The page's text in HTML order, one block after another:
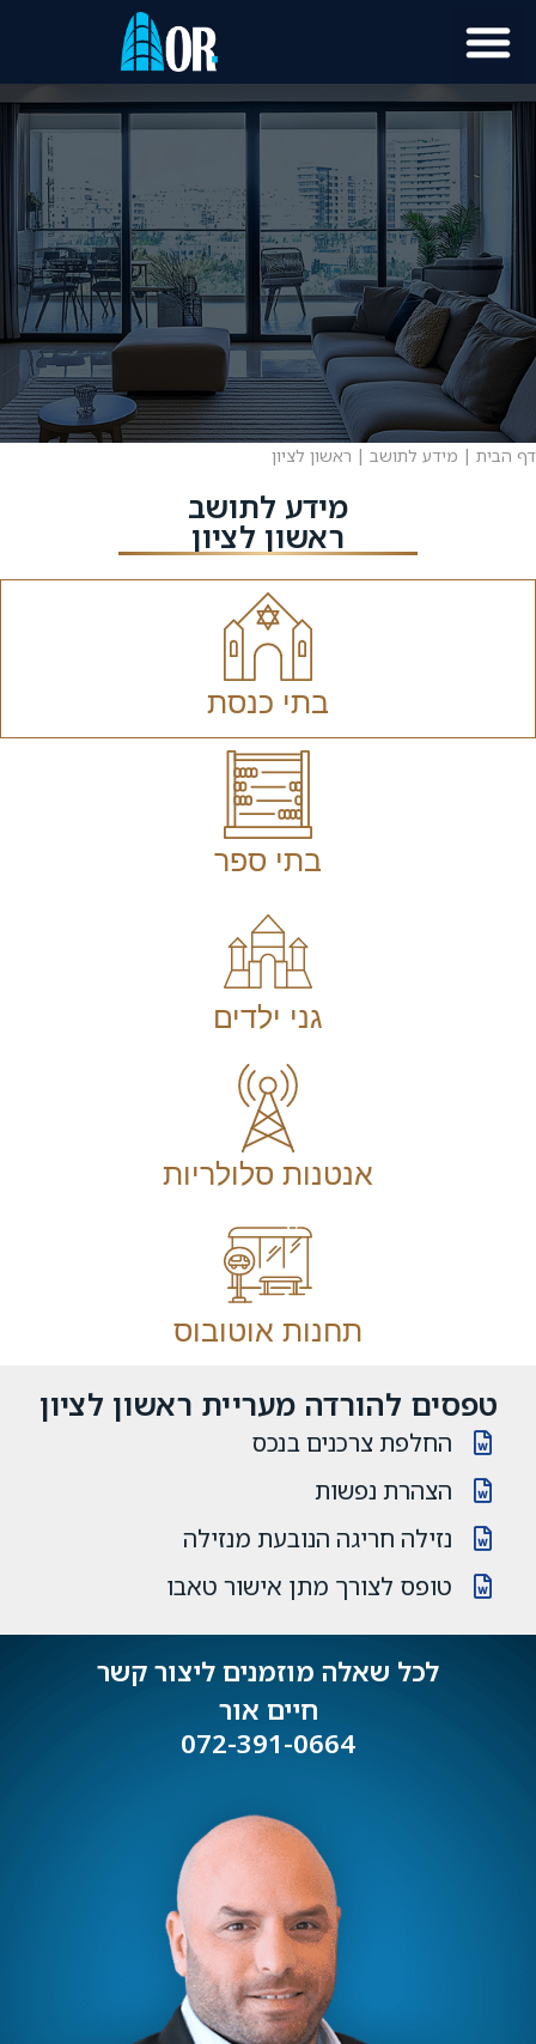
דף הבית | מידע לתושב | ראשון לציון
מידע לתושב
ראשון לציון
בתי כנסת
בתי ספר
גני ילדים
אנטנות סלולריות
תחנות אוטובוס
טפסים להורדה מעריית ראשון לציון
החלפת צרכנים בנכס
הצהרת נפשות
נזילה חריגה הנובעת מנזילה
טופס לצורך מתן אישור טאבו
לכל שאלה מוזמנים ליצור קשר
חיים אור
072-391-0664